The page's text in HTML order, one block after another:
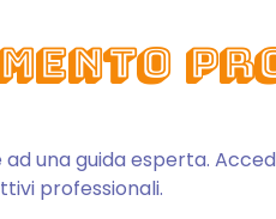
una guida esperta.
professionali.